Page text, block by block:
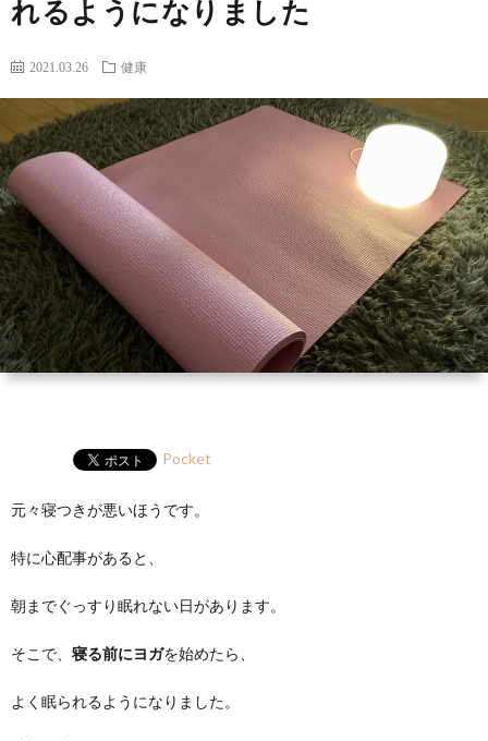
ー
ル
HP
マ
ガ
筆
セ
ミ
ナ
ー・
講
れるようになりました
2021.03.26 健康
Pocket
元々寝つきが悪いほうです。
特に心配事があると、
朝までぐっすり眠れない日があります。
そこで、 寝る前にヨガを始めたら、
よく眠られるようになりました。